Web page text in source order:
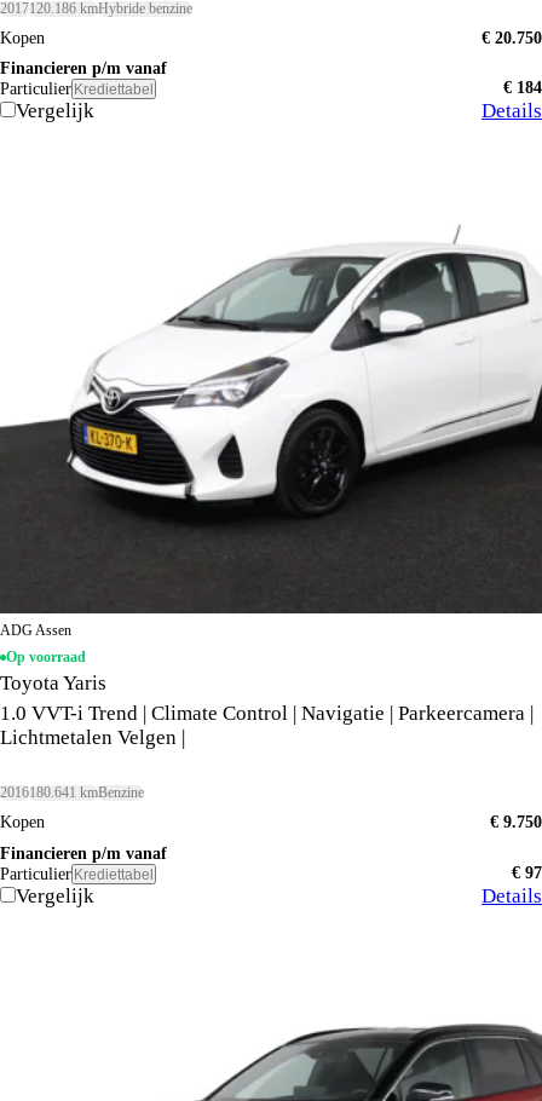
2017120.186 kmHybride benzine
Kopen
€ 20.750
Financieren p/m vanaf
Particulier Krediettabel € 184
Vergelijk Details
ADG Assen
Op voorraad
Toyota Yaris
1.0 VVT-i Trend | Climate Control | Navigatie | Parkeercamera |
Lichtmetalen Velgen |
2016180.641 kmBenzine
Kopen
€ 9.750
Financieren p/m vanaf
Particulier Krediettabel € 97
Vergelijk Details